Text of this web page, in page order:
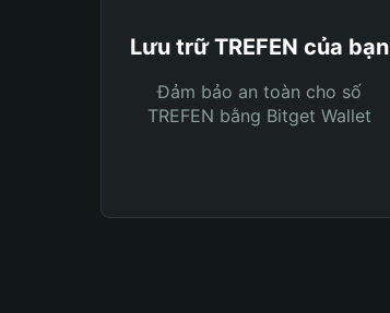
Lưu trữ TREFEN của bạn
Đảm bảo an toàn cho số
TREFEN bằng Bitget Wallet